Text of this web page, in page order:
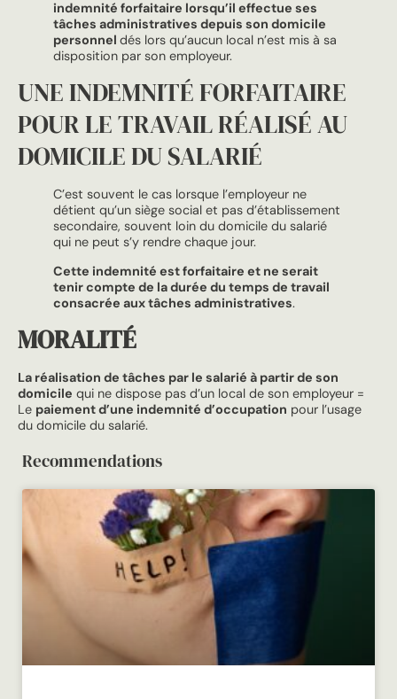
indemnité forfaitaire lorsqu’il effectue ses
tâches administratives depuis son domicile
personnel dés lors qu’aucun local n’est mis à sa
disposition par son employeur.
UNE INDEMNITÉ FORFAITAIRE
POUR LE TRAVAIL RÉALISÉ AU
DOMICILE DU SALARIÉ
C’est souvent le cas lorsque l’employeur ne
détient qu’un siège social et pas d’établissement
secondaire, souvent loin du domicile du salarié
qui ne peut s’y rendre chaque jour.
Cette indemnité est forfaitaire et ne serait
tenir compte de la durée du temps de travail
consacrée aux tâches administratives.
MORALITÉ
La réalisation de tâches par le salarié à partir de son
domicile qui ne dispose pas d’un local de son employeur =
Le paiement d’une indemnité d’occupation pour l’usage
du domicile du salarié.
Recommendations